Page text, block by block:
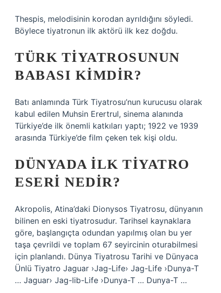
Thespis, melodisinin korodan ayrıldığını söyledi.
Böylece tiyatronun ilk aktörü ilk kez doğdu.
TÜRK TIYATROSUNUN
BABASI KIMDIR?
Batı anlamında Türk Tiyatrosu’nun kurucusu olarak
kabul edilen Muhsin Erertrul, sinema alanında
Türkiye’de ilk önemli katkıları yaptı; 1922 ve 1939
arasında Türkiye’de film çeken tek kişi oldu.
DÜNYADA ILK TIYATRO
ESERI NEDIR?
Akropolis, Atina’daki Dionysos Tiyatrosu, dünyanın
bilinen en eski tiyatrosudur. Tarihsel kaynaklara
göre, başlangıçta odundan yapılmış olan bu yer
taşa çevrildi ve toplam 67 seyircinin oturabilmesi
için planlandı. Dünya Tiyatrosu Tarihi ve Dünyaca
Ünlü Tiyatro Jaguar ›Jag-Life› Jag-Life ›Dunya-T
… Jaguar› Jag-lib-Life ›Dunya-T … Dunya-T …